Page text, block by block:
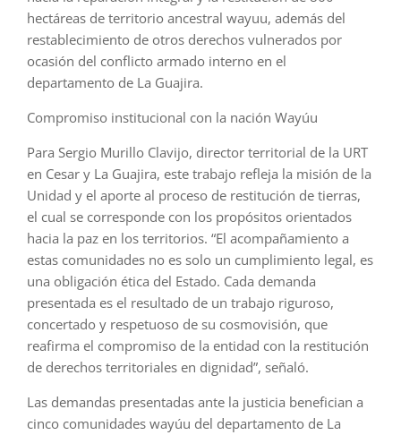
hectáreas de territorio ancestral wayuu, además del
restablecimiento de otros derechos vulnerados por
ocasión del conflicto armado interno en el
departamento de La Guajira.
Compromiso institucional con la nación Wayúu
Para Sergio Murillo Clavijo, director territorial de la URT
en Cesar y La Guajira, este trabajo refleja la misión de la
Unidad y el aporte al proceso de restitución de tierras,
el cual se corresponde con los propósitos orientados
hacia la paz en los territorios. “El acompañamiento a
estas comunidades no es solo un cumplimiento legal, es
una obligación ética del Estado. Cada demanda
presentada es el resultado de un trabajo riguroso,
concertado y respetuoso de su cosmovisión, que
reafirma el compromiso de la entidad con la restitución
de derechos territoriales en dignidad”, señaló.
Las demandas presentadas ante la justicia benefician a
cinco comunidades wayúu del departamento de La